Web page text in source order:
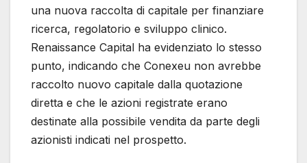
una nuova raccolta di capitale per finanziare
ricerca, regolatorio e sviluppo clinico.
Renaissance Capital ha evidenziato lo stesso
punto, indicando che Conexeu non avrebbe
raccolto nuovo capitale dalla quotazione
diretta e che le azioni registrate erano
destinate alla possibile vendita da parte degli
azionisti indicati nel prospetto.